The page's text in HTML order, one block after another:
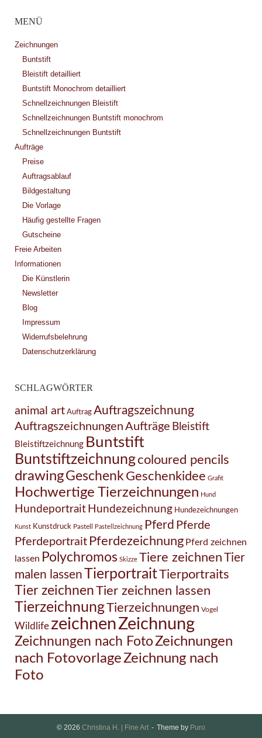
MENÜ
Zeichnungen
Buntstift
Bleistift detailliert
Buntstift Monochrom detailliert
Schnellzeichnungen Bleistift
Schnellzeichnungen Buntstift monochrom
Schnellzeichnungen Buntstift
Aufträge
Preise
Auftragsablauf
Bildgestaltung
Die Vorlage
Häufig gestellte Fragen
Gutscheine
Freie Arbeiten
Informationen
Die Künstlerin
Newsletter
Blog
Impressum
Widerrufsbelehrung
Datenschutzerklärung
SCHLAGWÖRTER
animal art Auftrag Auftragszeichnung
Auftragszeichnungen Aufträge Bleistift
Bleistiftzeichnung Buntstift
Buntstiftzeichnungcoloured pencils
drawingGeschenkGeschenkidee Grafit
Hochwertige Tierzeichnungen Hund
Hundeportrait Hundezeichnung Hundezeichnungen
Kunst Kunstdruck Pastell Pastellzeichnung Pferd Pferde
Pferdeportrait Pferdezeichnung Pferd zeichnen
lassen Polychromos Skizze Tiere zeichnenTier
malen lassen
TierportraitTierportraits
Tier zeichnenTier zeichnen lassen
TierzeichnungTierzeichnungen Vogel
WildlifezeichnenZeichnung
Zeichnungen nach FotoZeichnungen
nach FotovorlageZeichnung nach
Foto
© 2026 Christina H. | Fine Art Theme by Puro